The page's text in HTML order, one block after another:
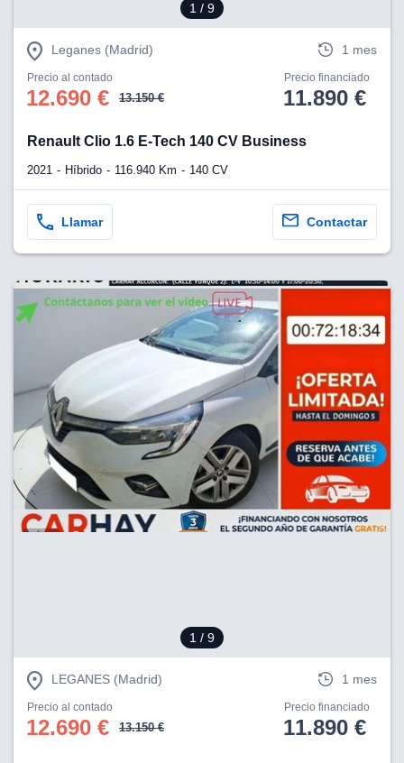
1 / 9
Leganes (Madrid) 1 mes
Precio al contado
12.690 € 13.150 €
Precio financiado
11.890 €
Renault Clio 1.6 E-Tech 140 CV Business
2021 Híbrido 116.940 Km 140 CV
Llamar Contactar
1 / 9
LEGANES (Madrid) 1 mes
Precio al contado
12.690 € 13.150 €
Precio financiado
11.890 €